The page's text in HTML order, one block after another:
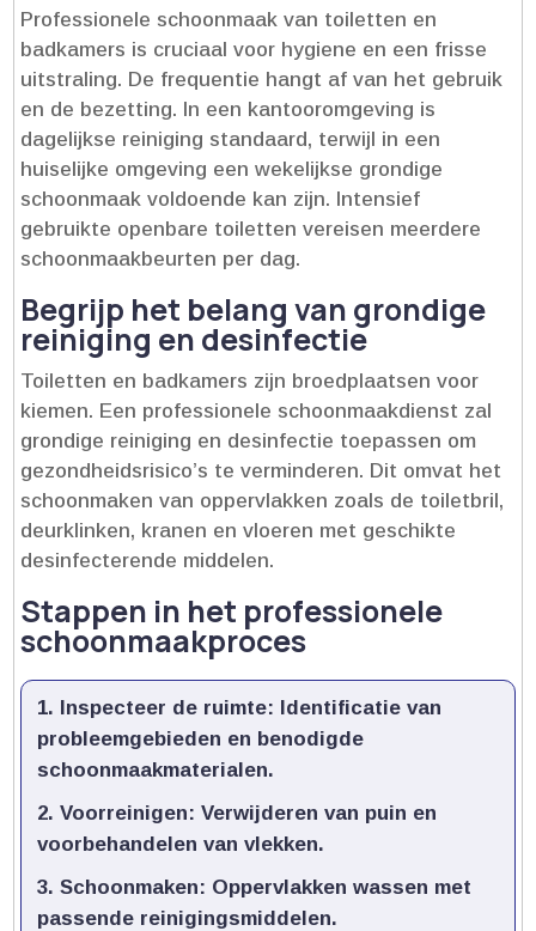
Professionele schoonmaak van toiletten en
badkamers is cruciaal voor hygiene en een frisse
uitstraling.​ De frequentie hangt af van het gebruik
en de bezetting.​ In een kantooromgeving is
dagelijkse reiniging standaard, terwijl in een
huiselijke omgeving een wekelijkse grondige
schoonmaak voldoende kan zijn.​ Intensief
gebruikte openbare toiletten vereisen meerdere
schoonmaakbeurten per dag.​
Begrijp het belang van grondige
reiniging en desinfectie
Toiletten en badkamers zijn broedplaatsen voor
kiemen.​ Een professionele schoonmaakdienst zal
grondige reiniging en desinfectie toepassen om
gezondheidsrisico’s te verminderen.​ Dit omvat het
schoonmaken van oppervlakken zoals de toiletbril,
deurklinken, kranen en vloeren met geschikte
desinfecterende middelen.​
Stappen in het professionele
schoonmaakproces
Inspecteer de ruimte: Identificatie van
probleemgebieden en benodigde
schoonmaakmaterialen.​
Voorreinigen: Verwijderen van puin en
voorbehandelen van vlekken.​
Schoonmaken: Oppervlakken wassen met
passende reinigingsmiddelen.​